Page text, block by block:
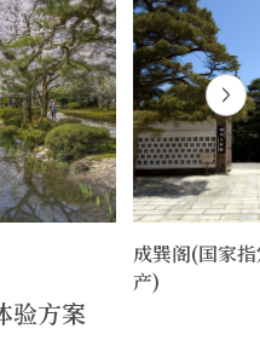
成巽阁(国家
产)
验方案